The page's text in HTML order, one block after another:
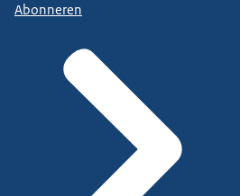
Abonneren